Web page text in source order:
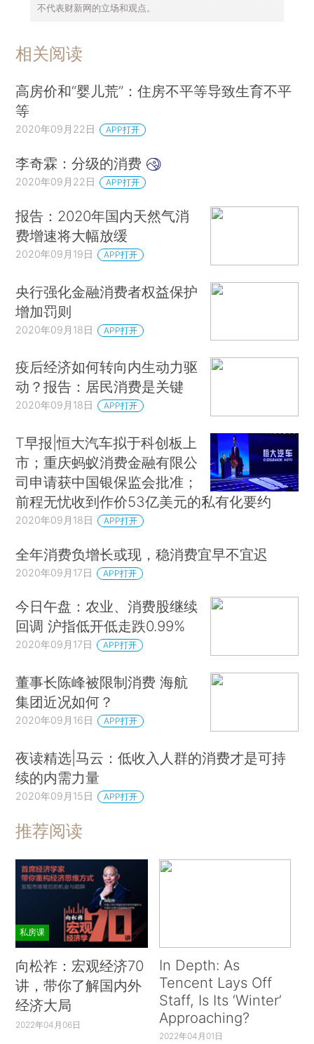
不代表财新网的立场和观点。
相关阅读
高房价和“婴儿荒”：住房不平等导致生育不平
等
2020年09月22日 APP打开
李奇霖：分级的消费
2020年09月22日 APP打开
报告：2020年国内天然气消
费增速将大幅放缓
2020年09月19日 APP打开
央行强化金融消费者权益保护
增加罚则
2020年09月18日 APP打开
疫后经济如何转向内生动力驱
动？报告：居民消费是关键
2020年09月18日 APP打开
T早报|恒大汽车拟于科创板上
市；重庆蚂蚁消费金融有限公
司申请获中国银保监会批准；
前程无忧收到作价53亿美元的私有化要约
2020年09月18日 APP打开
全年消费负增长或现，稳消费宜早不宜迟
2020年09月17日 APP打开
今日午盘：农业、消费股继续
回调 沪指低开低走跌0.99%
2020年09月17日 APP打开
董事长陈峰被限制消费 海航
集团近况如何？
2020年09月16日 APP打开
夜读精选|马云：低收入人群的消费才是可持
续的内需力量
2020年09月15日 APP打开
推荐阅读
私房课
向松祚：宏观经济70
讲，带你了解国内外
经济大局
2022年04月06日
In Depth: As
Tencent Lays Off
Staff, Is Its ‘Winter’
Approaching?
2022年04月01日